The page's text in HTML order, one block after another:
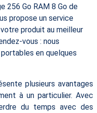
256 Go RAM 8 Go de
propose un service
produit au meilleur
vous : nous
en quelques
plusieurs avantages
à un particulier. Avec
du temps avec des